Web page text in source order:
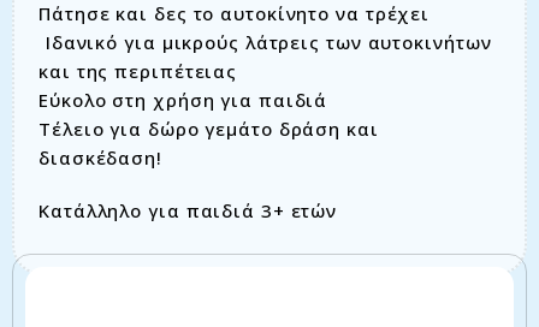
Πάτησε και δες το αυτοκίνητο να τρέχει
️ Ιδανικό για μικρούς λάτρεις των αυτοκινήτων
και της περιπέτειας
Εύκολο στη χρήση για παιδιά
Τέλειο για δώρο γεμάτο δράση και
διασκέδαση!
Κατάλληλο για παιδιά 3+ ετών